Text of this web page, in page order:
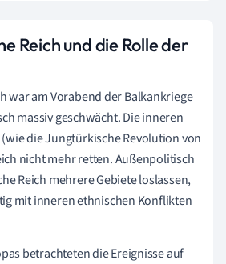
Reich und die Rolle der
war am Vorabend der Balkankriege
massiv geschwächt. Die inneren
die Jungtürkische Revolution von
nicht mehr retten. Außenpolitisch
Reich mehrere Gebiete loslassen,
mit inneren ethnischen Konflikten
betrachteten die Ereignisse auf